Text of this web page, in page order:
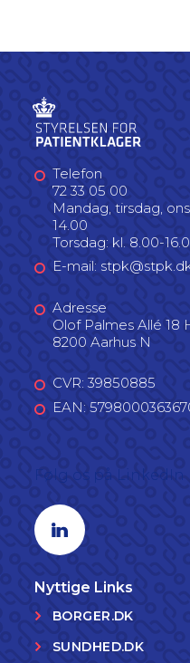
Telefon
72 33 05 00
Mandag, tirsdag,
14.00
Torsdag: kl. 8.00-
E-mail:
Adresse
Olof Palmes Allé 18
8200 Aarhus N
CVR: 39850885
EAN:
Linkedin profil
Nyttige Links
BORGER.DK
SUNDHED.DK